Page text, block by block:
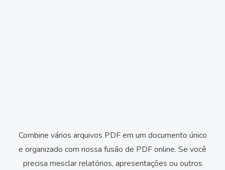
Combine vários arquivos PDF em um documento único
e organizado com nossa fusão de PDF online. Se você
precisa mesclar relatórios, apresentações ou outros